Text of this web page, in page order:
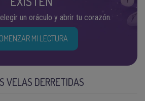
un oráculo y abrir tu corazón.
MI LECTURA
VELAS DERRETIDAS